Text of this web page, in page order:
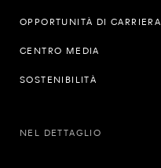
OPPORTUNITÀ DI CARRIERA
CENTRO MEDIA
SOSTENIBILITÀ
NEL DETTAGLIO